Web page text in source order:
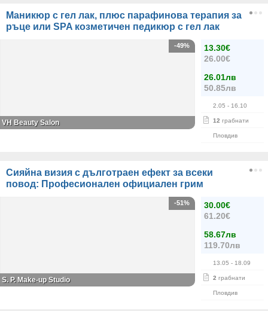
Маникюр с гел лак, плюс парафинова терапия за
ръце или SPA козметичен педикюр с гел лак
13.30€
26.00€
26.01лв
50.85лв
2.05 - 16.10
12 грабнати
Пловдив
-49%
VH Beauty Salon
Сияйна визия с дълготраен ефект за всеки
повод: Професионален официален грим
30.00€
61.20€
58.67лв
119.70лв
13.05 - 18.09
2 грабнати
Пловдив
-51%
S. P. Make-up Studio